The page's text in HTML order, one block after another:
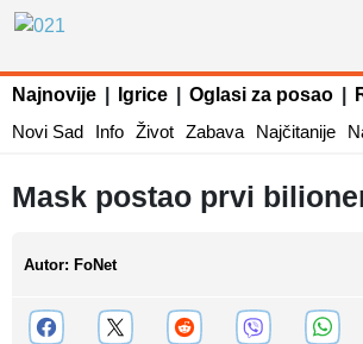
Najnovije Igrice Oglasi za posao
Novi Sad
Info Život Zabava Najčitanije
Mask postao prvi
Autor: FoNet